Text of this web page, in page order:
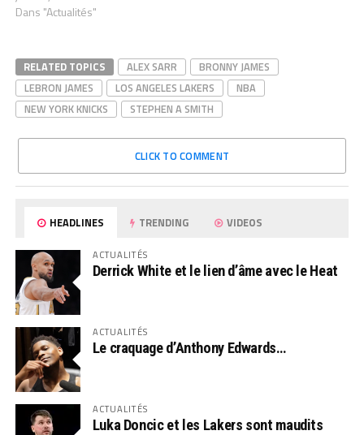
Dans "Actualités"
RELATED TOPICS ALEX SARR
BRONNY JAMES
LEBRON JAMES
LOS ANGELES LAKERS
NBA
NEW YORK KNICKS
STEPHEN A SMITH
CLICK TO COMMENT
HEADLINES TRENDING VIDEOS
ACTUALITÉS
Derrick White et le lien d’âme avec le Heat
ACTUALITÉS
Le craquage d’Anthony Edwards…
ACTUALITÉS
Luka Doncic et les Lakers sont maudits